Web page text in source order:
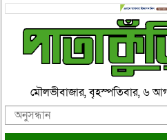
মৌলভীবাজার, বৃহস্পতিবার, ৬